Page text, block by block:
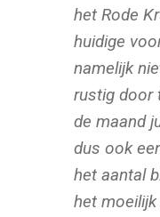
het Rode
huidige
namelijk
rustig door
de maand
dus ook
het aantal
het